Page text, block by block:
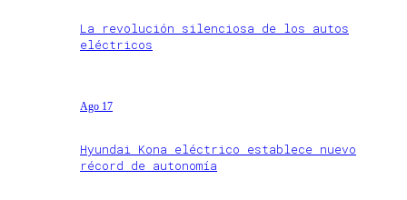
La revolución silenciosa de los autos
eléctricos
Ago 17
Hyundai Kona eléctrico establece nuevo
récord de autonomía